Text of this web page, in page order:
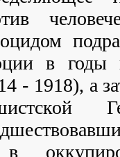
в годы
- 1918), а